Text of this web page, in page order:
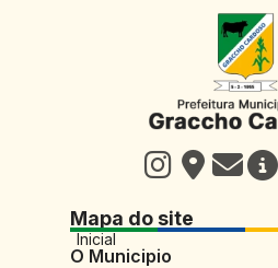
Mapa do site
Inicial
O Municipio